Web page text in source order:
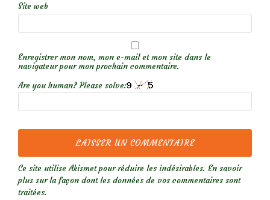
Site web
Enregistrer mon nom, mon e-mail et mon site dans le
navigateur pour mon prochain commentaire.
Are you human? Please solve:
Ce site utilise Akismet pour réduire les indésirables. En savoir
plus sur la façon dont les données de vos commentaires sont
traitées.